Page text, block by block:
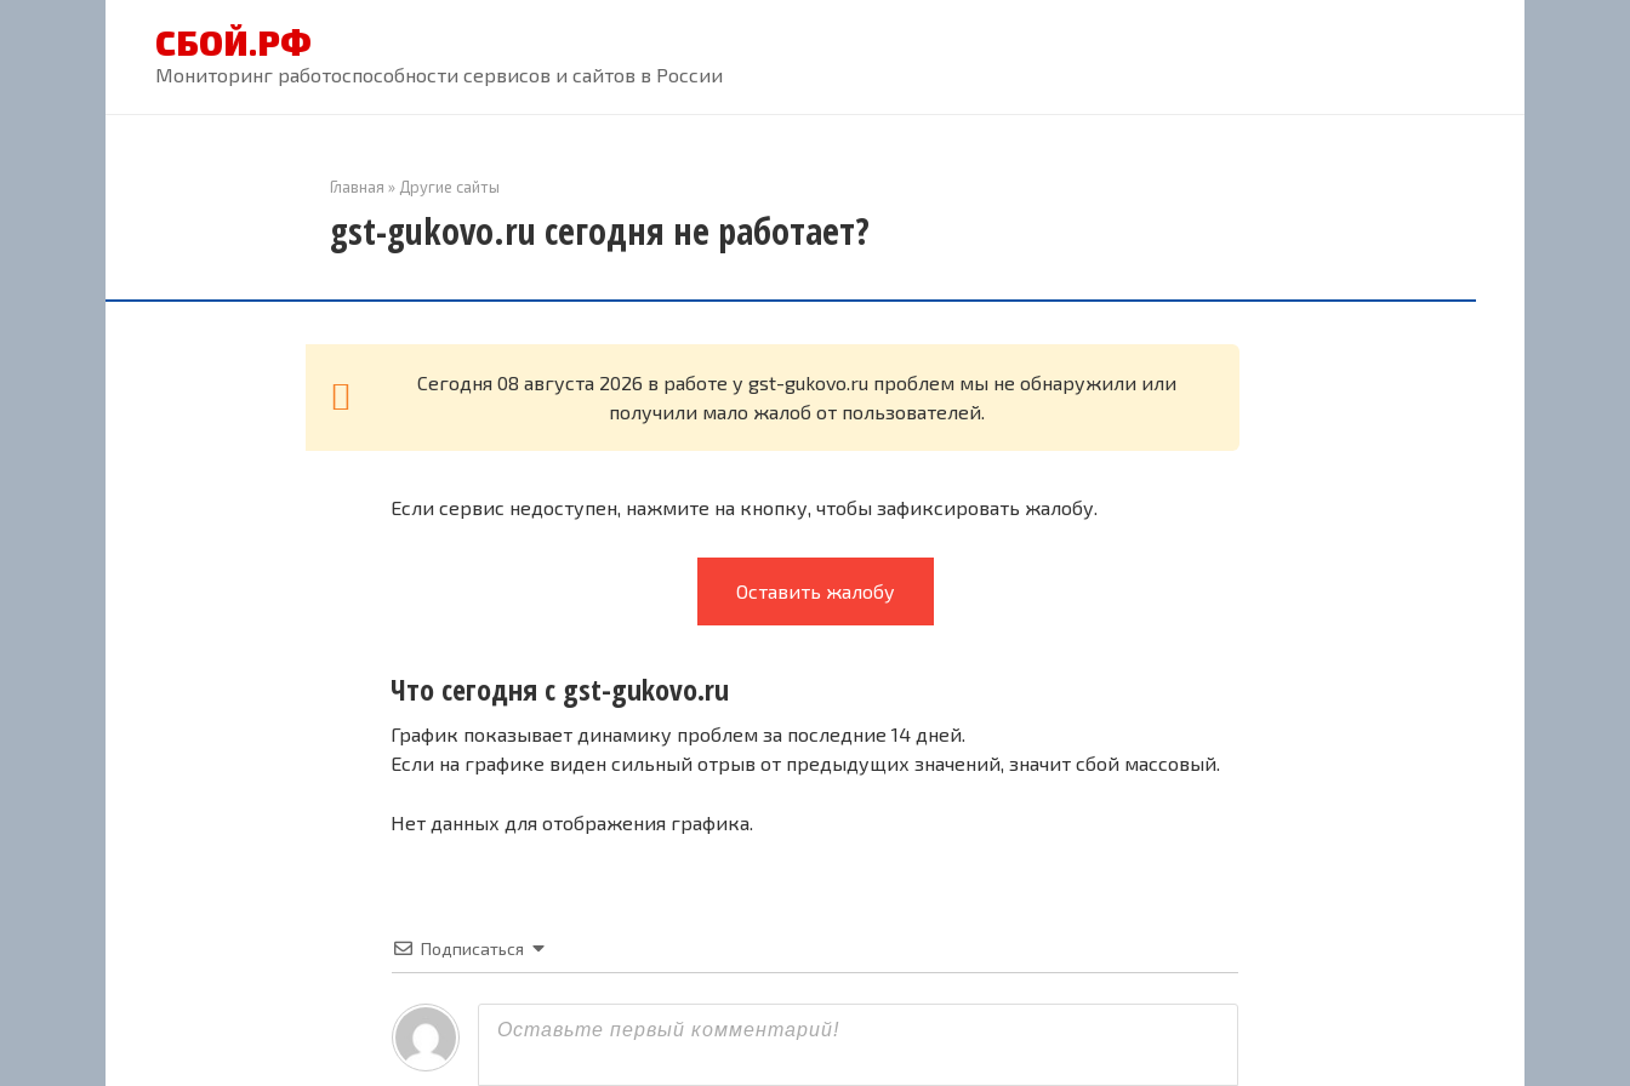
СБОЙ.РФ
Мониторинг работоспособности сервисов и сайтов в России
Главная » Другие сайты
gst-gukovo.ru сегодня не работает?
Cегодня 08 августа 2026 в работе у gst-gukovo.ru проблем мы не обнаружили или
получили мало жалоб от пользователей.
Если сервис недоступен, нажмите на кнопку, чтобы зафиксировать жалобу.
Оставить жалобу
Что сегодня с gst-gukovo.ru
График показывает динамику проблем за последние 14 дней.
Если на графике виден сильный отрыв от предыдущих значений, значит сбой массовый.
Нет данных для отображения графика.
Подписаться